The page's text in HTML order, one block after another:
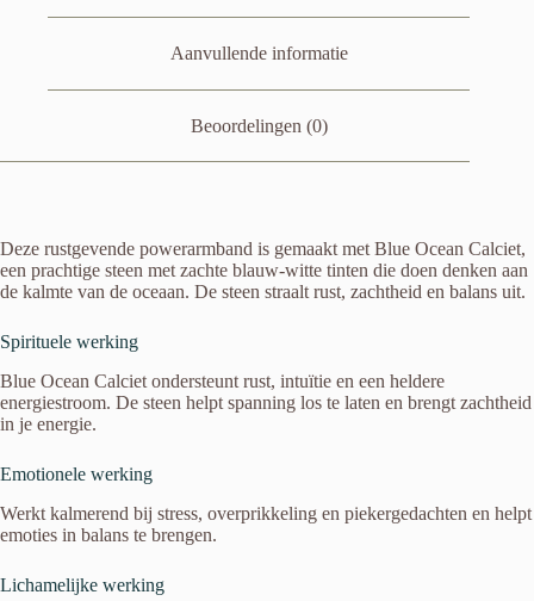
Aanvullende informatie
Beoordelingen (0)
Deze rustgevende powerarmband is gemaakt met Blue Ocean Calciet,
een prachtige steen met zachte blauw-witte tinten die doen denken aan
de kalmte van de oceaan. De steen straalt rust, zachtheid en balans uit.
Spirituele werking
Blue Ocean Calciet ondersteunt rust, intuïtie en een heldere
energiestroom. De steen helpt spanning los te laten en brengt zachtheid
in je energie.
Emotionele werking
Werkt kalmerend bij stress, overprikkeling en piekergedachten en helpt
emoties in balans te brengen.
Lichamelijke werking